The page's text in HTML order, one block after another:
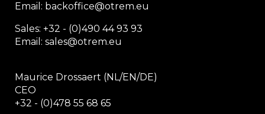
Email: backoffice@otrem.eu
Sales: +32 - (0)490 44 93 93
Email: sales@otrem.eu
Maurice Drossaert (NL/EN/DE)
CEO
+32 - (0)478 55 68 65